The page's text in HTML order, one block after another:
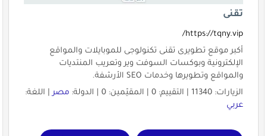
تقنى
https://tqny.vip/
أكبر موقع تطويرى تقنى تكنولوجى للموبايلات والمواقع
الإلكترونية وبوكسات السوفت وير وتعريب المنتديات
والمواقع وتطويرها وخدمات SEO الأرشفة.
الزيارات: 11340 | التقييم: 0 | المقيّمين: 0 | الدولة:
مصر| اللغة:
عربي